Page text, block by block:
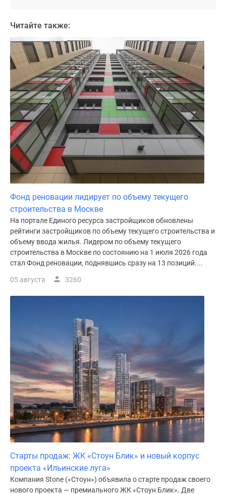
коттеджи
Коттеджные
поселки
Новой
Москве
Готовые
коттеджные
поселки
Строящиеся
коттеджные
поселки
Коттеджные
лесу
Коттеджные
поселки
водоема
Коттеджи
Скидки
акции
Макс
Читайте также:
Фонд реновации лидирует по объему текущего
строительства в Москве
На портале Единого ресурса застройщиков обновлены
рейтинги застройщиков по объему текущего строительства и
объему ввода жилья. Лидером по объему текущего
строительства в Москве по состоянию на 1 июля 2026 года
стал Фонд реновации, поднявшись сразу на 13 позиций....
05 августа 3260
Старты продаж: ЖК «Стоун Блик» и новый корпус
проекта «Ильинские луга»
Компания Stone («Стоун») объявила о старте продаж своего
нового проекта — премиального ЖК «Стоун Блик». Две